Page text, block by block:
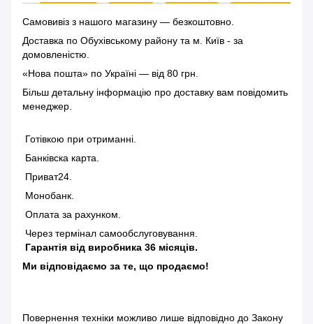
Самовивіз з нашого магазину — безкоштовно.
Доставка по Обухівському району та м. Київ - за
домовленістю.
«Нова пошта» по Україні — від 80 грн.
Більш детальну інформацію про доставку вам повідомить
менеджер.
Готівкою при отриманні.
Банківска карта.
Приват24.
Монобанк.
Оплата за рахунком.
Через термінал самообслуговування.
Гарантія від виробника 36 місяців.
Ми відповідаємо за те, що продаємо!
Повернення техніки можливо лише відповідно до Закону